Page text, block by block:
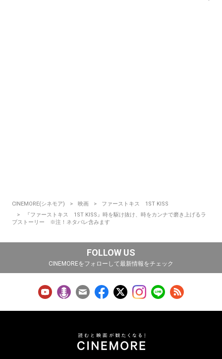
CINEMORE(シネモア) 映画
ファーストキス 1ST KISS
『ファーストキス 1ST KISS』時を駆け抜け、時をカンナで磨き上げるラ
ブストーリー ※注！ネタバレ含みます
FOLLOW US
CINEMOREをフォローして最新情報をチェック